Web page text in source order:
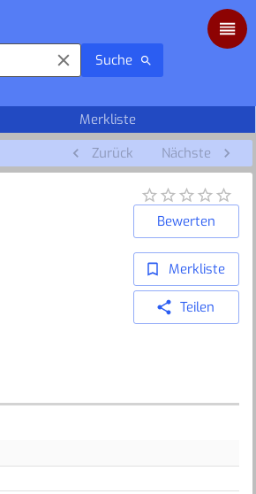
Suche
Merkliste
Zurück Nächste
Bewerten
Merkliste
Teilen